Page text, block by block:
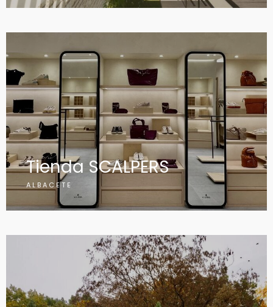
Tienda SCALPERS
ALBACETE